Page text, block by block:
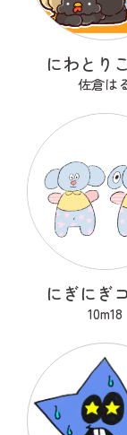
にわとり
佐倉は
にぎにぎ
10m18